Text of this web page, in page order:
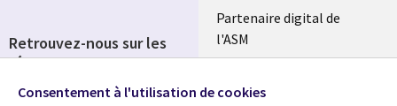
Partenaire digital de
l'ASM
Fusions
Retrouvez-nous sur les
réseaux
Social
Consentement à l'utilisation de cookies